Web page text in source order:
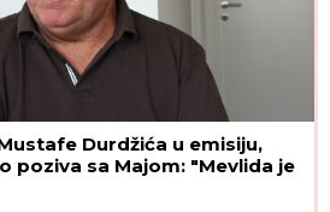
Durdžića u emisiju,
poziva sa Majom: "Mevlida je